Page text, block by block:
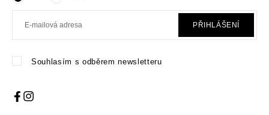
PŘIHLÁŠENÍ
Souhlasím s odběrem newsletteru